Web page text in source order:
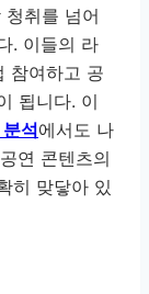
취를 넘어
. 이들의 라
참여하고 공
됩니다. 이
석에서도 나
연 콘텐츠의
히 맞닿아 있